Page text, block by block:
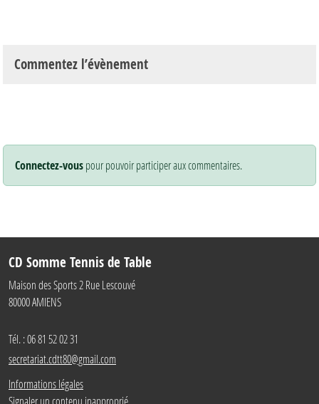
Commentez l’évènement
Connectez-vouspour pouvoir participer aux commentaires.
CD Somme Tennis de Table
Maison des Sports 2 Rue Lescouvé
80000AMIENS
Tél. :06 81 52 02 31
secretariat.cdtt80@gmail.com
Informations légales
Signaler un contenu inapproprié